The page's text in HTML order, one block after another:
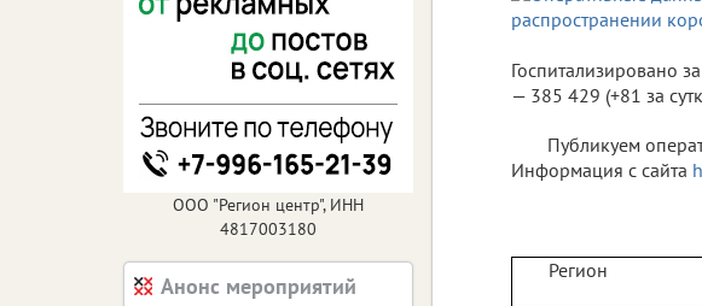
Госпитализировано
— 385 429 (+81 за
Публикуем
Информация с сайта
Регион
ООО "Регион центр", ИНН
4817003180
Анонс мероприятий